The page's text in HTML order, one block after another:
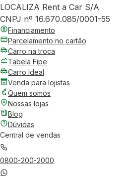
LOCALIZA Rent a Car S/A
CNPJ nº 16.670.085/0001-55
Financiamento
Parcelamento no cartão
Carro na troca
Tabela Fipe
Carro Ideal
Venda para lojistas
Quem somos
Nossas lojas
Blog
Dúvidas
Central de vendas
0800-200-2000